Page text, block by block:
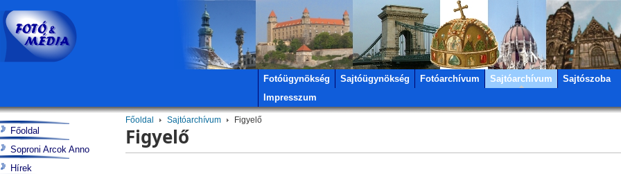
Fotóügynökség Sajtóügynökség Fotóarchívum Sajtóarchívum
Sajtószoba
Impresszum
Főoldal Sajtóarchívum Figyelő
Figyelő
Főoldal
Soproni Arcok Anno
Hírek